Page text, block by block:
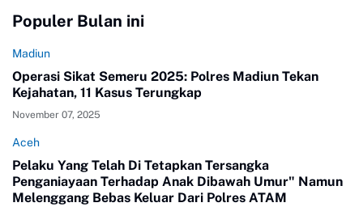
Populer Bulan ini
Madiun
Operasi Sikat Semeru 2025: Polres Madiun Tekan
Kejahatan, 11 Kasus Terungkap
November 07, 2025
Aceh
Pelaku Yang Telah Di Tetapkan Tersangka
Penganiayaan Terhadap Anak Dibawah Umur" Namun
Melenggang Bebas Keluar Dari Polres ATAM